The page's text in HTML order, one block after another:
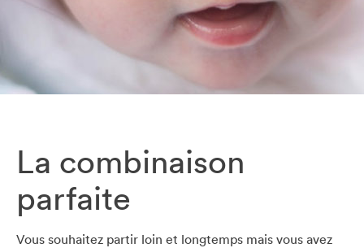
La combinaison
parfaite
Vous souhaitez partir loin et longtemps mais vous avez